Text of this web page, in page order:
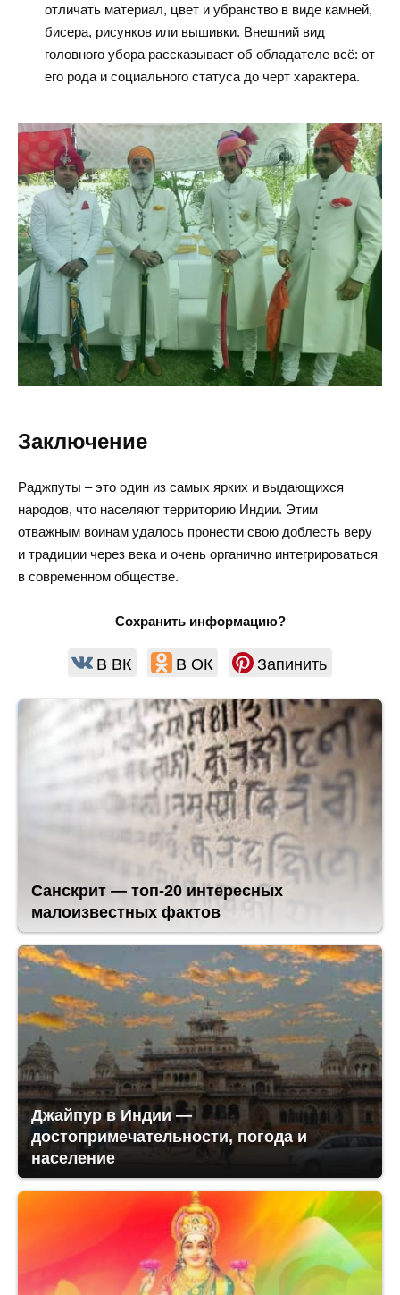
отличать материал, цвет и убранство в виде камней,
бисера, рисунков или вышивки. Внешний вид
головного убора рассказывает об обладателе всё: от
его рода и социального статуса до черт характера.
Заключение
Раджпуты – это один из самых ярких и выдающихся
народов, что населяют территорию Индии. Этим
отважным воинам удалось пронести свою доблесть веру
и традиции через века и очень органично интегрироваться
в современном обществе.
Сохранить информацию?
В ВК В ОК Запинить
Санскрит — топ-20 интересных
малоизвестных фактов
Джайпур в Индии —
достопримечательности, погода и
население